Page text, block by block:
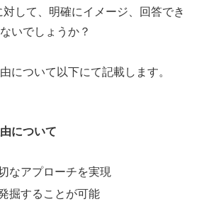
対して、明確にイメージ、回答でき
いでしょうか？
について以下にて記載します。
について
なアプローチを実現
掘することが可能